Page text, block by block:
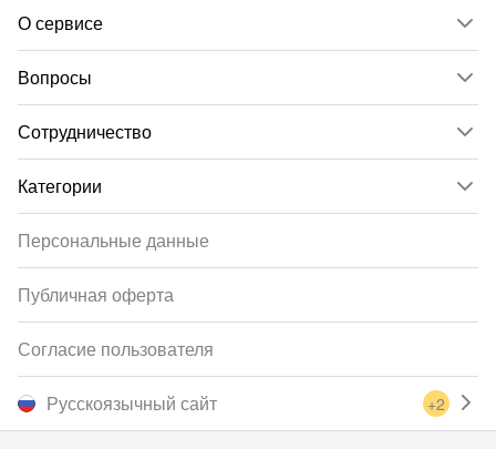
О сервисе
Вопросы
Сотрудничество
Категории
Русскоязычный сайт +2
Персональные данные
Публичная оферта
Согласие пользователя